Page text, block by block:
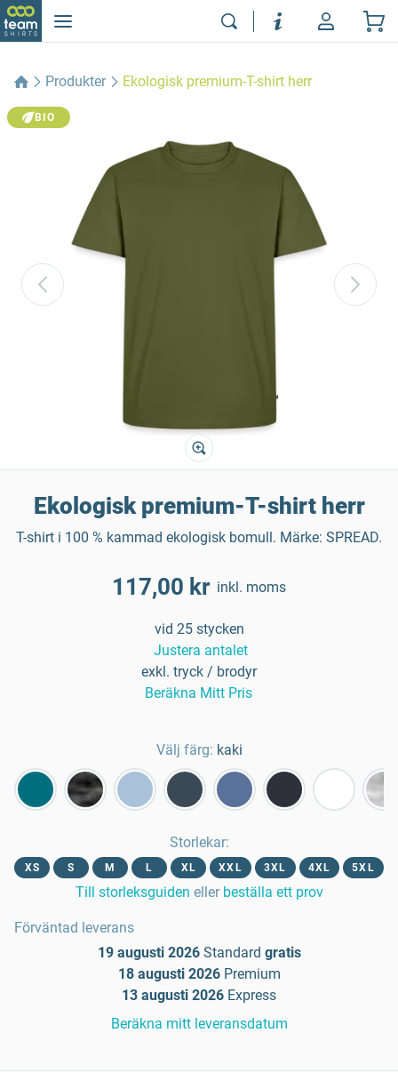
Produkter Ekologisk premium-T-shirt herr
BIO
Ekologisk premium-T-shirt herr
T-shirt i 100 % kammad ekologisk bomull. Märke: SPREAD.
117,00 kr inkl. moms
vid 25 stycken
Justera antalet
exkl. tryck / brodyr
Beräkna Mitt Pris
Välj färg: kaki
Storlekar:
XS S M L XL XXL 3XL 4XL 5XL
Till storleksguiden eller beställa ett prov
Förväntad leverans
19 augusti 2026 Standard gratis
18 augusti 2026 Premium
13 augusti 2026 Express
Beräkna mitt leveransdatum